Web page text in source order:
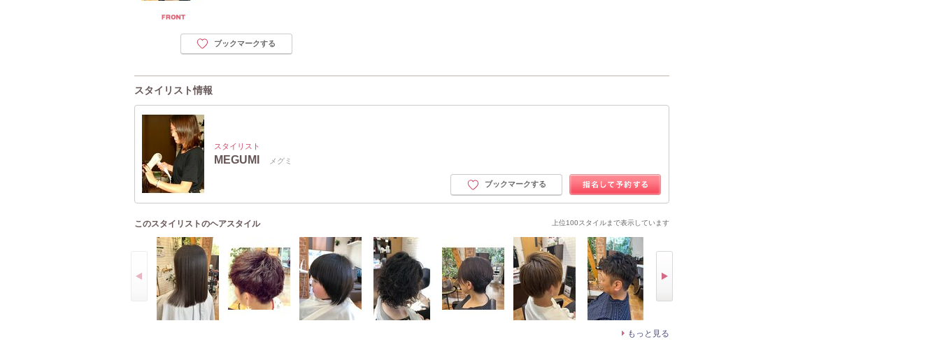
ブックマークする
スタイリスト情報
スタイリスト
MEGUMI メグミ
ブックマークする
このスタイリストのヘアスタイル 上位100スタイルまで表示しています
もっと見る